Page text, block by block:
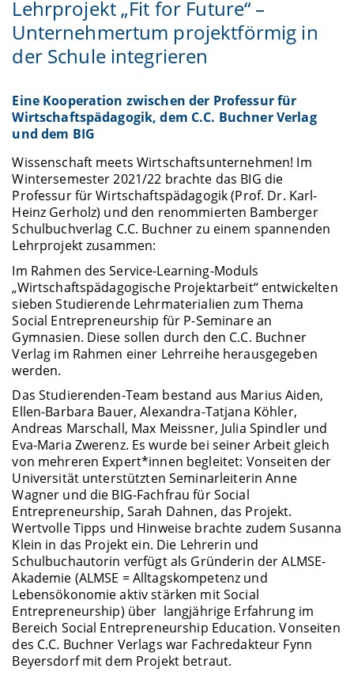
Lehrprojekt „Fit for Future“ –
Unternehmertum projektförmig in
der Schule integrieren
Eine Kooperation zwischen der Professur für
Wirtschaftspädagogik, dem C.C. Buchner Verlag
und dem BIG
Wissenschaft meets Wirtschaftsunternehmen! Im
Wintersemester 2021/22 brachte das BIG die
Professur für Wirtschaftspädagogik (Prof. Dr. Karl-
Heinz Gerholz) und den renommierten Bamberger
Schulbuchverlag C.C. Buchner zu einem spannenden
Lehrprojekt zusammen:
Im Rahmen des Service-Learning-Moduls
„Wirtschaftspädagogische Projektarbeit“ entwickelten
sieben Studierende Lehrmaterialien zum Thema
Social Entrepreneurship für P-Seminare an
Gymnasien. Diese sollen durch den C.C. Buchner
Verlag im Rahmen einer Lehrreihe herausgegeben
werden.
Das Studierenden-Team bestand aus Marius Aiden,
Ellen-Barbara Bauer, Alexandra-Tatjana Köhler,
Andreas Marschall, Max Meissner, Julia Spindler und
Eva-Maria Zwerenz. Es wurde bei seiner Arbeit gleich
von mehreren Expert*innen begleitet: Vonseiten der
Universität unterstützten Seminarleiterin Anne
Wagner und die BIG-Fachfrau für Social
Entrepreneurship, Sarah Dahnen, das Projekt.
Wertvolle Tipps und Hinweise brachte zudem Susanna
Klein in das Projekt ein. Die Lehrerin und
Schulbuchautorin verfügt als Gründerin der ALMSE-
Akademie (ALMSE = Alltagskompetenz und
Lebensökonomie aktiv stärken mit Social
Entrepreneurship) über langjährige Erfahrung im
Bereich Social Entrepreneurship Education. Vonseiten
des C.C. Buchner Verlags war Fachredakteur Fynn
Beyersdorf mit dem Projekt betraut.